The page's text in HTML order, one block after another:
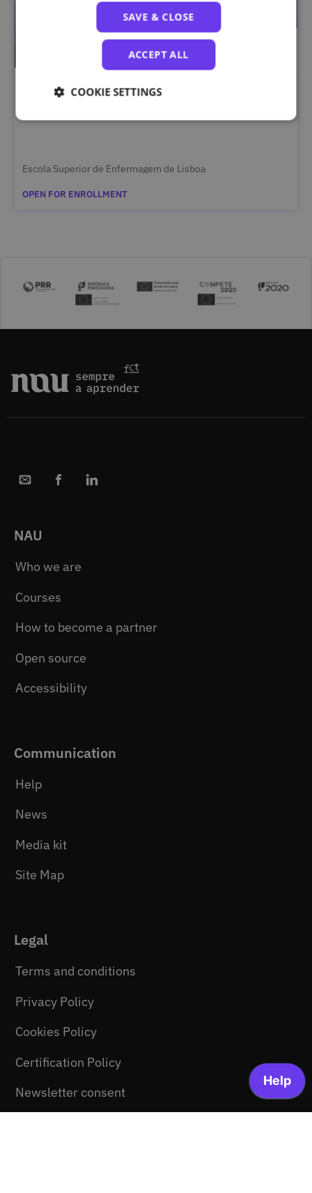
Saúde Mental e Bem-Estar no Ensino Superior
Escola Superior de Enfermagem de Lisboa
OPEN FOR ENROLLMENT
NAU
Who we are
Courses
How to become a partner
Open source
Accessibility
Communication
Help
News
Media kit
Site Map
Legal
Terms and conditions
Privacy Policy
Cookies Policy
Certification Policy
Newsletter consent
SAVE & CLOSE
ACCEPT ALL
COOKIE SETTINGS